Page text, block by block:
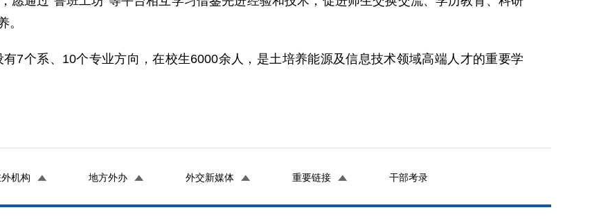
。
7个系、10个专业方向，在校生6000余人，是土培养能源及信息技术领域高端人才的重要学
机构 地方外办 外交新媒体 重要链接 干部考录